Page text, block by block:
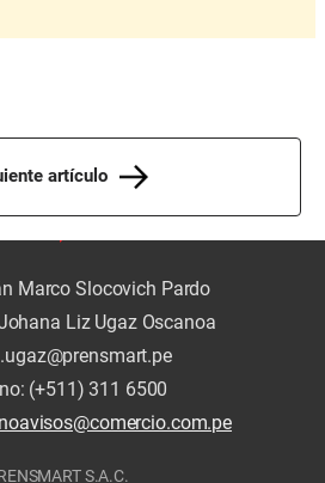
artículo
Marco Slocovich Pardo
Liz Ugaz Oscanoa
(+511) 311 6500
S.A.C.